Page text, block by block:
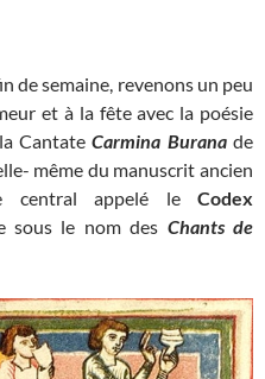
de semaine, revenons un peu
et à la fête avec la poésie
CantateCarmina Buranade
même du manuscrit ancien
central appelé le Codex
sous le nom des Chants de